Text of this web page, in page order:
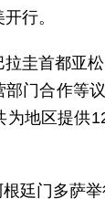
行。
圭首都亚
门合作等
地区提供
廷门多萨